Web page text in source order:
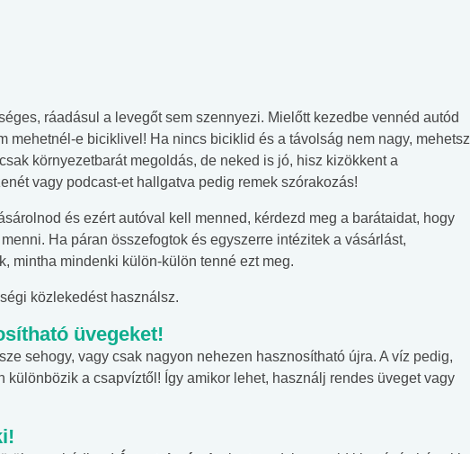
ráadásul a levegőt sem szennyezi. Mielőtt kezedbe vennéd autód
mehetnél-e biciklivel! Ha nincs biciklid és a távolság nem nagy, mehetsz
környezetbarát megoldás, de neked is jó, hisz kizökkent a
vagy podcast-et hallgatva pedig remek szórakozás!
és ezért autóval kell menned, kérdezd meg a barátaidat, hogy
Ha páran összefogtok és egyszerre intézitek a vásárlást,
mintha mindenki külön-külön tenné ezt meg.
közlekedést használsz.
üvegeket!
sehogy, vagy csak nagyon nehezen hasznosítható újra. A víz pedig,
különbözik a csapvíztől! Így amikor lehet, használj rendes üveget vagy